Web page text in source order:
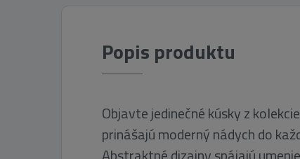
Popis produktu
Objavte jedinečné kúsky z
prinášajú moderný nádych do